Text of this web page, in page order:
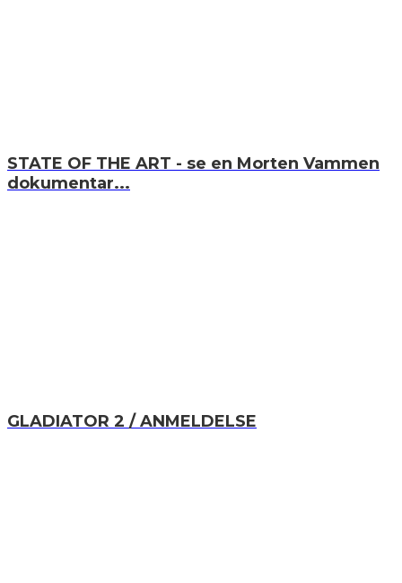
STATE OF THE ART - se en Morten Vammen
dokumentar...
GLADIATOR 2 / ANMELDELSE